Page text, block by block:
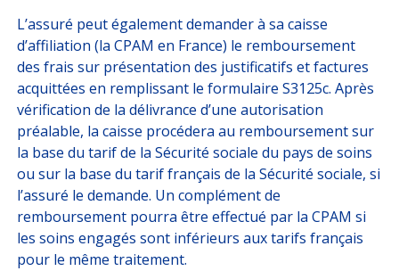
L’assuré peut également demander à sa caisse
d’affiliation (la CPAM en France) le remboursement
des frais sur présentation des justificatifs et factures
acquittées en remplissant le formulaire S3125c. Après
vérification de la délivrance d’une autorisation
préalable, la caisse procédera au remboursement sur
la base du tarif de la Sécurité sociale du pays de soins
ou sur la base du tarif français de la Sécurité sociale, si
l’assuré le demande. Un complément de
remboursement pourra être effectué par la CPAM si
les soins engagés sont inférieurs aux tarifs français
pour le même traitement.